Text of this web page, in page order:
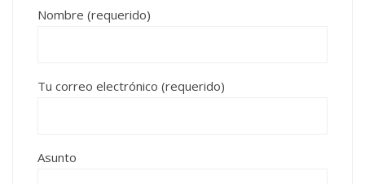
Nombre (requerido)
Tu correo electrónico (requerido)
Asunto